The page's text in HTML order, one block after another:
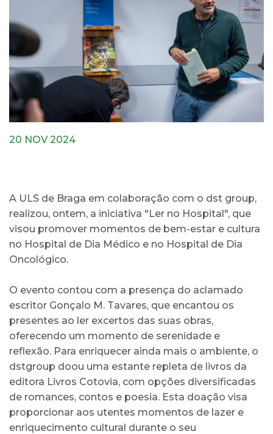
20 NOV 2024
A ULS de Braga em colaboração com o dst group,
realizou, ontem, a iniciativa "Ler no Hospital", que
visou promover momentos de bem-estar e cultura
no Hospital de Dia Médico e no Hospital de Dia
Oncológico.
O evento contou com a presença do aclamado
escritor Gonçalo M. Tavares, que encantou os
presentes ao ler excertos das suas obras,
oferecendo um momento de serenidade e
reflexão. Para enriquecer ainda mais o ambiente, o
dstgroup doou uma estante repleta de livros da
editora Livros Cotovia, com opções diversificadas
de romances, contos e poesia. Esta doação visa
proporcionar aos utentes momentos de lazer e
enriquecimento cultural durante o seu